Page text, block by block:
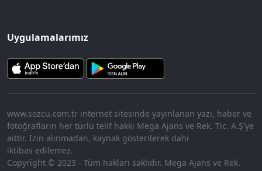
Uygulamalarımız
www.sozcu.com.tr internet sitesinde yayınlanan yazı, haber ve
fotoğrafların her türlü telif hakkı Mega Ajans ve Rek. Tic. A.Ş'ye
aittir. İzin alınmadan, kaynak gösterilerek dahi
iktibas edilemez.
Copyright © 2023 - Tüm hakları saklıdır. Mega Ajans ve Rek.